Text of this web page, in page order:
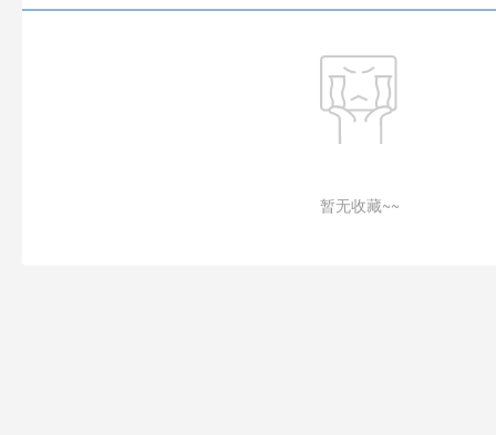
暂无收藏~~